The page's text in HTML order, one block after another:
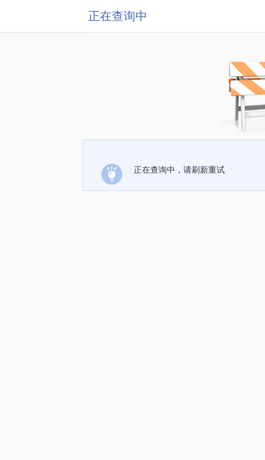
正在查询中
正在查询中，请刷新重试